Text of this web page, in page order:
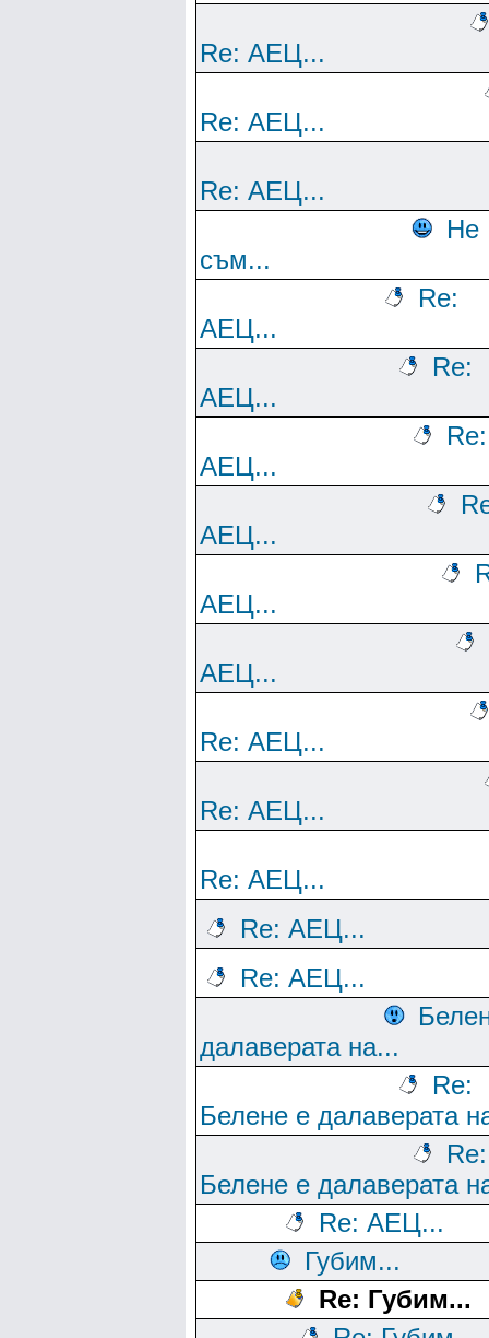
Re: АЕЦ...
Re: АЕЦ...
Re: АЕЦ...
Не
съм...
Re:
АЕЦ...
Re:
АЕЦ...
Re:
АЕЦ...
АЕЦ...
АЕЦ...
АЕЦ...
Re: АЕЦ...
Re: АЕЦ...
Re: АЕЦ...
Re: АЕЦ...
Re: АЕЦ...
далаверата на...
Re:
Белене е далаверата
Re:
Белене е далаверата
Re: АЕЦ...
Губим...
Re: Губим...